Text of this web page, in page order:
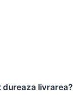
dureaza livrarea?